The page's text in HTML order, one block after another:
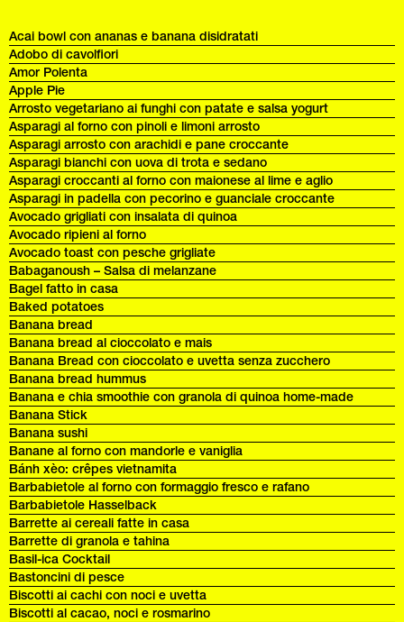
Acai bowl con ananas e banana disidratati
Adobo di cavolfiori
Amor Polenta
Apple Pie
Arrosto vegetariano ai funghi con patate e salsa yogurt
Asparagi al forno con pinoli e limoni arrosto
Asparagi arrosto con arachidi e pane croccante
Asparagi bianchi con uova di trota e sedano
Asparagi croccanti al forno con maionese al lime e aglio
Asparagi in padella con pecorino e guanciale croccante
Avocado grigliati con insalata di quinoa
Avocado ripieni al forno
Avocado toast con pesche grigliate
Babaganoush – Salsa di melanzane
Bagel fatto in casa
Baked potatoes
Banana bread
Banana bread al cioccolato e mais
Banana Bread con cioccolato e uvetta senza zucchero
Banana bread hummus
Banana e chia smoothie con granola di quinoa home-made
Banana Stick
Banana sushi
Banane al forno con mandorle e vaniglia
Bánh xèo: crêpes vietnamita
Barbabietole al forno con formaggio fresco e rafano
Barbabietole Hasselback
Barrette ai cereali fatte in casa
Barrette di granola e tahina
Basil-ica Cocktail
Bastoncini di pesce
Biscotti ai cachi con noci e uvetta
Biscotti al cacao, noci e rosmarino